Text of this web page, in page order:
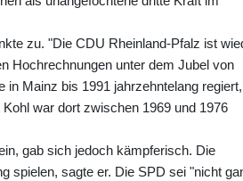
zu. "Die CDU Rheinland-Pfalz ist
Hochrechnungen unter dem Jubel von
in Mainz bis 1991 jahrzehntelang regiert,
war dort zwischen 1969 und 1976
gab sich jedoch kämpferisch. Die
spielen, sagte er. Die SPD sei "nicht